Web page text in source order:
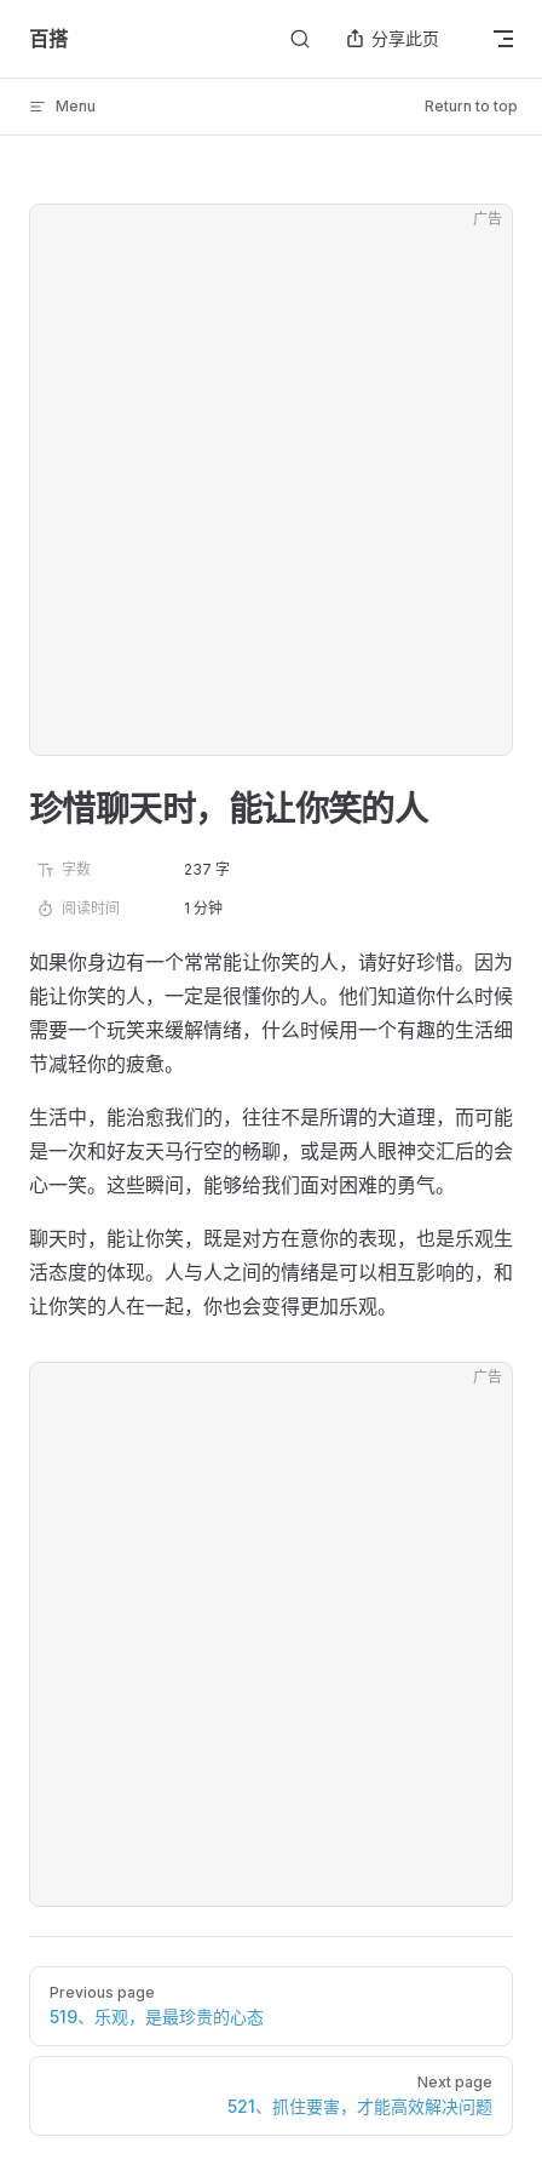
Skip to content
百搭 分享此页
Menu Return to top
广告
珍惜聊天时，能让你笑的人
字数 237 字
阅读时间 1 分钟
如果你身边有一个常常能让你笑的人，请好好珍惜。因为
能让你笑的人，一定是很懂你的人。他们知道你什么时候
需要一个玩笑来缓解情绪，什么时候用一个有趣的生活细
节减轻你的疲惫。
生活中，能治愈我们的，往往不是所谓的大道理，而可能
是一次和好友天马行空的畅聊，或是两人眼神交汇后的会
心一笑。这些瞬间，能够给我们面对困难的勇气。
聊天时，能让你笑，既是对方在意你的表现，也是乐观生
活态度的体现。人与人之间的情绪是可以相互影响的，和
让你笑的人在一起，你也会变得更加乐观。
广告
Pager
Previous page
519、乐观，是最珍贵的心态
Next page
521、抓住要害，才能高效解决问题